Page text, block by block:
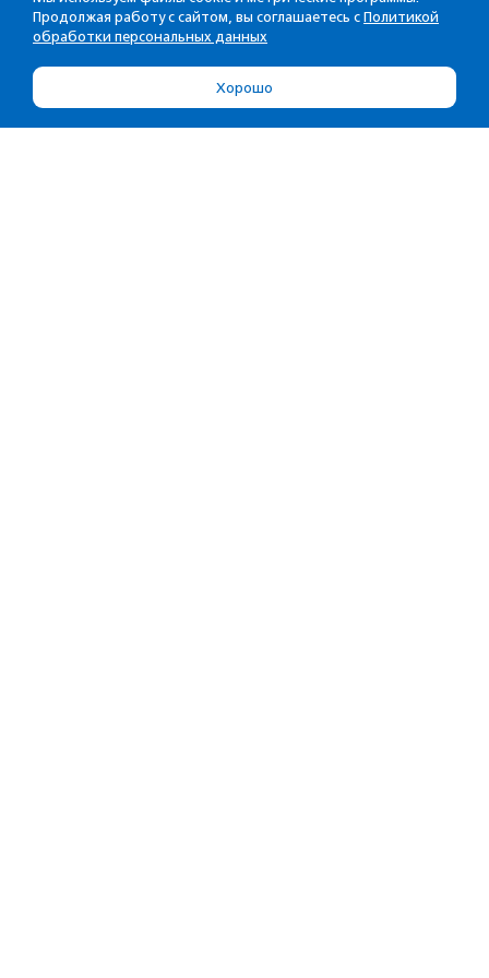
Продолжая работу с сайтом, вы соглашаетесь с Политикой
обработки персональных данных
Хорошо